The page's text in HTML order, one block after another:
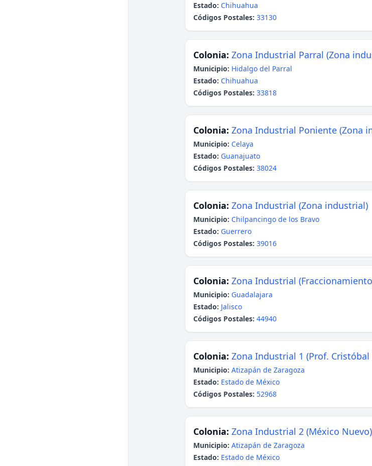
Estado: Chihuahua
Códigos Postales: 33130
Colonia: Zona Industrial Parral (Zona
Municipio: Hidalgo del Parral
Estado: Chihuahua
Códigos Postales: 33818
Colonia: Zona Industrial Poniente (Zona
Municipio: Celaya
Estado: Guanajuato
Códigos Postales: 38024
Colonia: Zona Industrial (Zona industrial)
Municipio: Chilpancingo de los Bravo
Estado: Guerrero
Códigos Postales: 39016
Colonia: Zona Industrial
Municipio: Guadalajara
Estado: Jalisco
Códigos Postales: 44940
Colonia: Zona Industrial 1 (Prof.
Municipio: Atizapán de Zaragoza
Estado: Estado de México
Códigos Postales: 52968
Colonia: Zona Industrial 2 (México
Municipio: Atizapán de Zaragoza
Estado: Estado de México